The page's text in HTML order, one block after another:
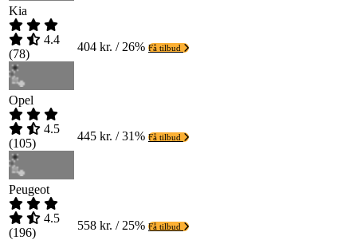
Kia
4.4
(78)
404 kr. / 26% Få tilbud
Opel
4.5
(105)
445 kr. / 31% Få tilbud
Peugeot
4.5
(196)
558 kr. / 25% Få tilbud